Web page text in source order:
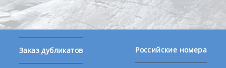
Заказ дубликатов Российские номера